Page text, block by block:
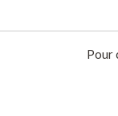
Pour